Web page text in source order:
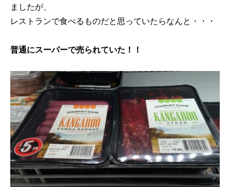
ましたが、
レストランで食べるものだと思っていたらなんと・・・
普通にスーパーで売られていた！！